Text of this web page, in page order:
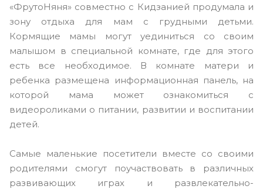
«ФрутоНяня» совместно с Кидзанией продумала и
зону отдыха для мам с грудными детьми.
Кормящие мамы могут уединиться со своим
малышом в специальной комнате, где для этого
есть все необходимое. В комнате матери и
ребенка размещена информационная панель, на
которой мама может ознакомиться с
видеороликами о питании, развитии и воспитании
детей.
Самые маленькие посетители вместе со своими
родителями смогут поучаствовать в различных
развивающих играх и развлекательно-